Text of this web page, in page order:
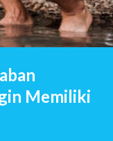
Memiliki